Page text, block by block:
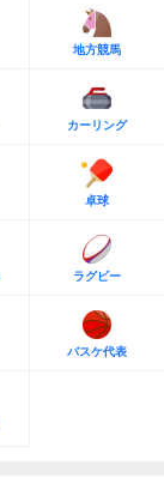
地方競馬
カーリング
卓球
ラグビー
バスケ代表